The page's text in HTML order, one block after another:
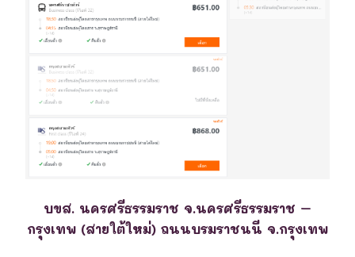
บขส. นครศรีธรรมราช จ.นครศรีธรรมราช –
กรุงเทพ (สายใต้ใหม่) ถนนบรมราชนนี จ.กรุงเทพ